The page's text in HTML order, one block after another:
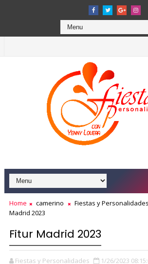
Home camerino Fiestas y Personalidades
Madrid 2023
Fitur Madrid 2023
Fiestas y Personalidades 1/26/2023